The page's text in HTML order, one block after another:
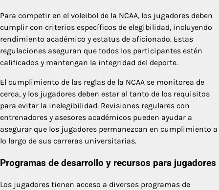
Para competir en el voleibol de la NCAA, los jugadores deben
cumplir con criterios específicos de elegibilidad, incluyendo
rendimiento académico y estatus de aficionado. Estas
regulaciones aseguran que todos los participantes estén
calificados y mantengan la integridad del deporte.
El cumplimiento de las reglas de la NCAA se monitorea de
cerca, y los jugadores deben estar al tanto de los requisitos
para evitar la inelegibilidad. Revisiones regulares con
entrenadores y asesores académicos pueden ayudar a
asegurar que los jugadores permanezcan en cumplimiento a
lo largo de sus carreras universitarias.
Programas de desarrollo y recursos para jugadores
Los jugadores tienen acceso a diversos programas de